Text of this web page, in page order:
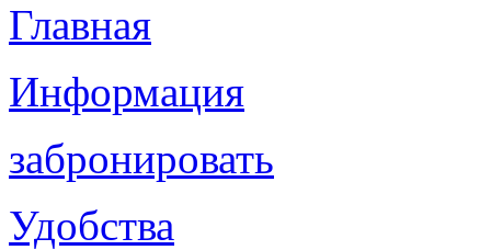
Главная
Информация
забронировать
Удобства